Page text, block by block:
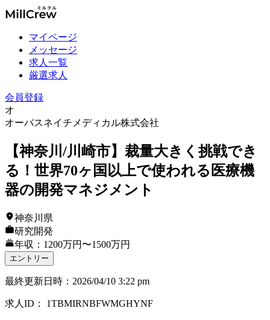
マイページ
メッセージ
求人一覧
厳選求人
会員登録
オ
オーバスネイチメディカル株式会社
【神奈川/川崎市】裁量大きく挑戦でき
る！世界70ヶ国以上で使われる医療機
器の開発マネジメント
神奈川県
研究開発
年収：1200万円〜1500万円
エントリー
最終更新日時 ： 2026/04/10 3:22 pm
求人ID ： 1TBMIRNBFWMGHYNF